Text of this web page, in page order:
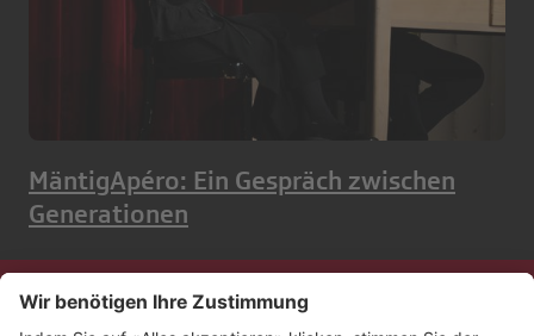
MäntigApéro: Ein Gespräch zwischen
Generationen